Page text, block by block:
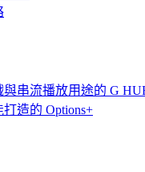
與串流播放用途的 G
造的 Options+